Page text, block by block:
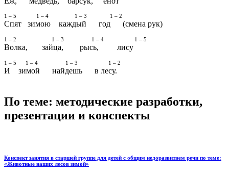
1 – 5 1 – 4 1 – 3 1 – 2
Спят зимою каждый год (смена рук)
1 – 2 1 – 3 1 – 4 1 – 5
Волка, зайца, рысь, лису
1 – 5 1 – 4 1 – 3 1 – 2
И зимой найдешь в лесу.
По теме: методические разработки,
презентации и конспекты
Конспект занятия в старшей группе для детей с общим недоразвитием речи по теме:
«Животные наших лесов зимой»